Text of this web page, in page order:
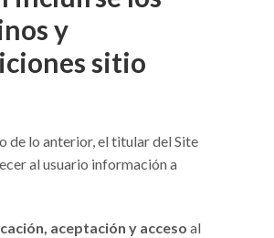
y
sitio
de lo anterior, el titular del Site
al usuario información a
aceptación y acceso al